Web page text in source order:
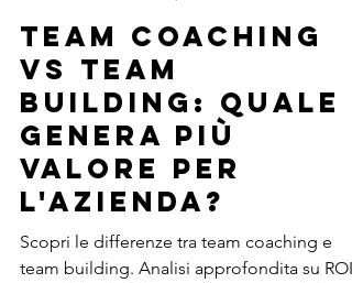
Fabrizio Quintili
17 set 2025
Tempo di lettura: 5 min
Team coaching
vs team
building: quale
genera più
valore per
l'azienda?